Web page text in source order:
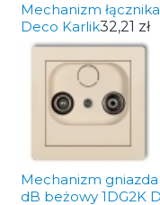
Mechanizm
Deco Karlik32,21 zł
Mechanizm
dB beżowy 1DG2K